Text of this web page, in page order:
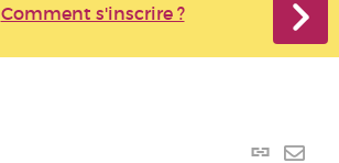
Comment s'inscrire ?
Lien